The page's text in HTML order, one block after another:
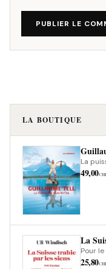
PUBLIER LE
LA BOUTIQUE
La
49,00
La
Pour
25,80